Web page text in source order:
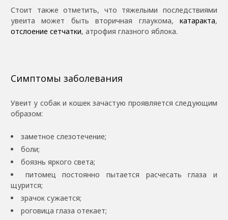
Стоит также отметить, что тяжелыми последствиями
увеита может быть вторичная глаукома, катаракта,
отслоение сетчатки, атрофия глазного яблока.
Симптомы заболевания
Увеит у собак и кошек зачастую проявляется следующим
образом:
заметное слезотечение;
боли;
боязнь яркого света;
питомец постоянно пытается расчесать глаза и
щурится;
зрачок сужается;
роговица глаза отекает;